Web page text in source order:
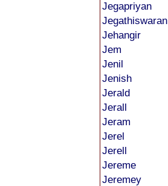
Jegapriyan
Jegathiswaran
Jehangir
Jem
Jenil
Jenish
Jerald
Jerall
Jeram
Jerel
Jerell
Jereme
Jeremey